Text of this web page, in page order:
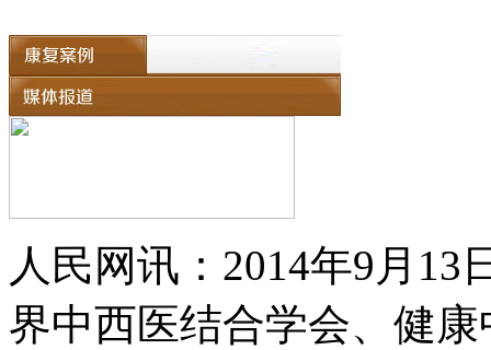
人民网讯：2014年9月
界中西医结合学会、健